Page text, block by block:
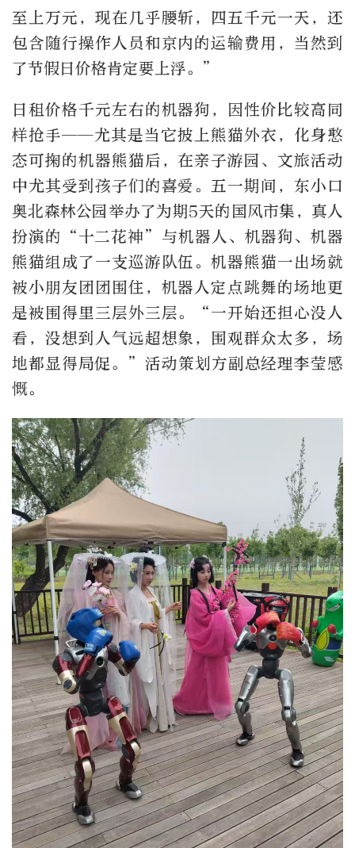
至上万元，现在几乎腰斩，四五千元一天，还
包含随行操作人员和京内的运输费用，当然到
了节假日价格肯定要上浮。”
日租价格千元左右的机器狗，因性价比较高同
样抢手——尤其是当它披上熊猫外衣，化身憨
态可掬的机器熊猫后，在亲子游园、文旅活动
中尤其受到孩子们的喜爱。五一期间，东小口
奥北森林公园举办了为期5天的国风市集，真人
扮演的“十二花神”与机器人、机器狗、机器
熊猫组成了一支巡游队伍。机器熊猫一出场就
被小朋友团团围住，机器人定点跳舞的场地更
是被围得里三层外三层。“一开始还担心没人
看，没想到人气远超想象，围观群众太多，场
地都显得局促。”活动策划方副总经理李莹感
慨。